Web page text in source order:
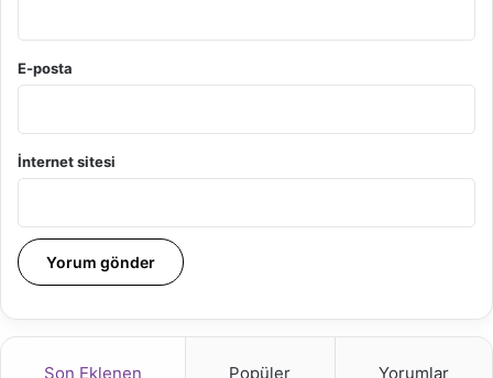
E-posta
İnternet sitesi
Son Eklenen Popüler Yorumlar